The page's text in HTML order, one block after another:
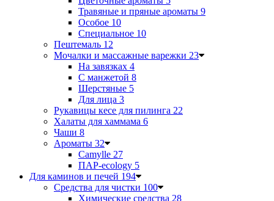
Травяные и пряные ароматы 9
Особое 10
Специальное 10
Пештемаль 12
Мочалки и массажные варежки 23
На завязках 4
С манжетой 8
Шерстяные 5
Для лица 3
Рукавицы кесе для пилинга 22
Халаты для хаммама 6
Чаши 8
Ароматы 32
Camylle 27
ПАР-ecology 5
Для каминов и печей 194
Средства для чистки 100
Химические средства 28